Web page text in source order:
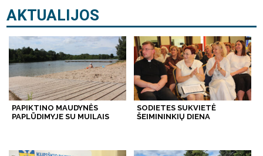
AKTUALIJOS
PAPIKTINO MAUDYNĖS
PAPLŪDIMYJE SU MUILAIS
SODIETES SUKVIETĖ
ŠEIMININKIŲ DIENA